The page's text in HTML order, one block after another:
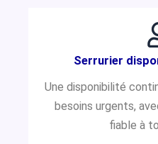
Serrurier
Une disponibilité
besoins urgents,
fiable à